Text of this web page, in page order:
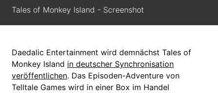
Tales of Monkey Island - Screenshot
Daedalic Entertainment wird demnächst Tales of
Monkey Island in deutscher Synchronisation
veröffentlichen. Das Episoden-Adventure von
Telltale Games wird in einer Box im Handel